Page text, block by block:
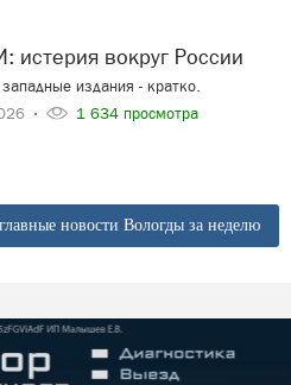
истерия вокруг России
издания - кратко.
1 634 просмотра
новости Вологды за неделю